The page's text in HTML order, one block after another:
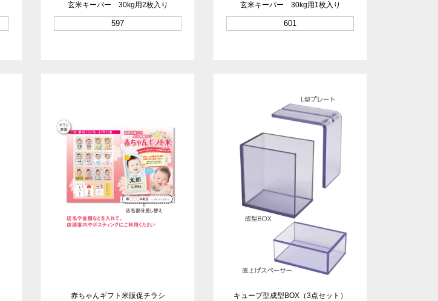
玄米キーパー 30kg用2枚入り
597
玄米キーパー 30kg用1枚入り
601
赤ちゃんギフト米販促チラシ キューブ型成型BOX（3点セット）